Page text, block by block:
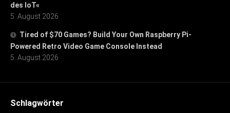
des IoT«
5. August 2026
Tired of $70 Games? Build Your Own Raspberry Pi-
Powered Retro Video Game Console Instead
5. August 2026
Schlagwörter